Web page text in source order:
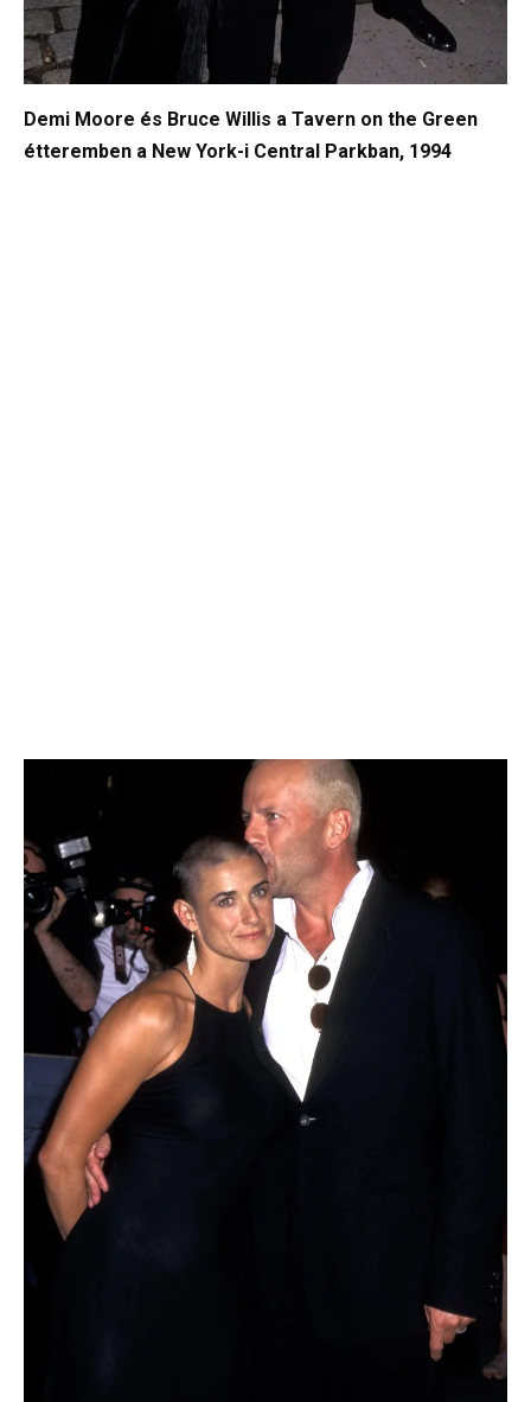
Demi Moore és Bruce Willis a Tavern on the Green
étteremben a New York-i Central Parkban, 1994